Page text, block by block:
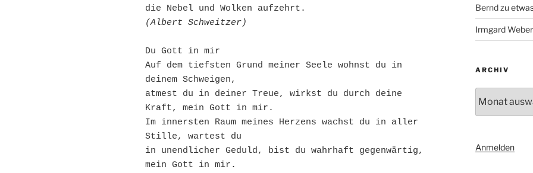
die Nebel und Wolken aufzehrt.
(Albert Schweitzer)
Du Gott in mir
Auf dem tiefsten Grund meiner Seele wohnst du in
deinem Schweigen,
atmest du in deiner Treue, wirkst du durch deine
Kraft, mein Gott in mir.
Im innersten Raum meines Herzens wachst du in aller
Stille, wartest du
in unendlicher Geduld, bist du wahrhaft gegenwärtig,
mein Gott in mir.
Berndzu
Irmgard Weber
ARCHIV
Anmelden